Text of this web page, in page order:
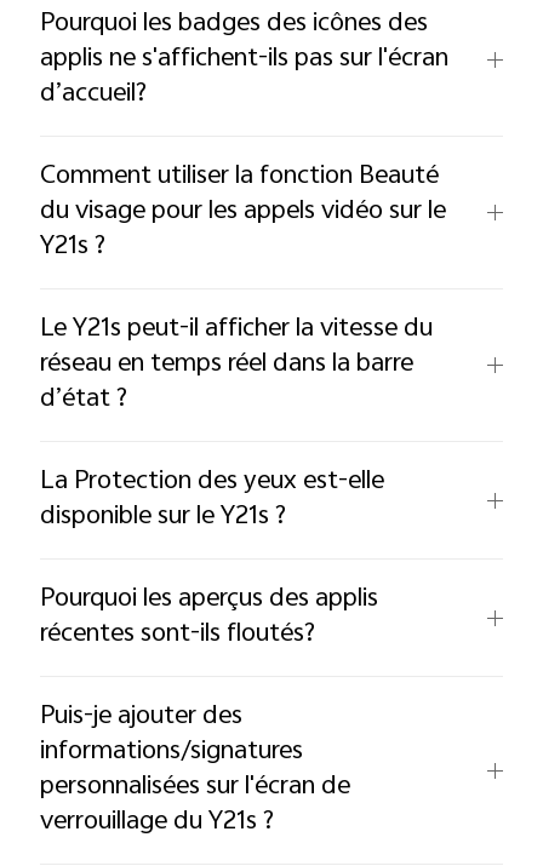
Pourquoi les badges des icônes des
applis ne s'affichent-ils pas sur l'écran
d’accueil?
Comment utiliser la fonction Beauté
du visage pour les appels vidéo sur le
Y21s ?
Le Y21s peut-il afficher la vitesse du
réseau en temps réel dans la barre
d’état ?
La Protection des yeux est-elle
disponible sur le Y21s ?
Pourquoi les aperçus des applis
récentes sont-ils floutés?
Puis-je ajouter des
informations/signatures
personnalisées sur l'écran de
verrouillage du Y21s ?